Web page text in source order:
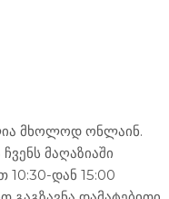
მხოლოდ ონლაინ.
მაღაზიაში
დან 15:00